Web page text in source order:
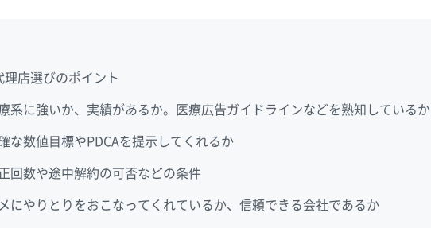
理店選びのポイント
系に強いか、実績があるか。医療広告ガイドラインなどを熟知しているか
な数値目標やPDCAを提示してくれるか
回数や途中解約の可否などの条件
にやりとりをおこなってくれているか、信頼できる会社であるか